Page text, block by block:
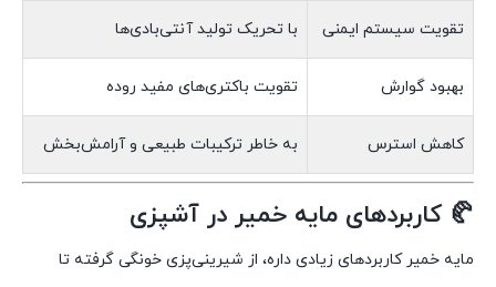
تقویت سیستم ایمنی با تحریک تولید آنتی‌بادی‌ها
بهبود گوارش تقویت باکتری‌های مفید روده
کاهش استرس به خاطر ترکیبات طبیعی و آرامش‌بخش
🥐 کاربردهای مایه خمیر در آشپزی
مایه خمیر کاربردهای زیادی داره، از شیرینی‌پزی خونگی گرفته تا